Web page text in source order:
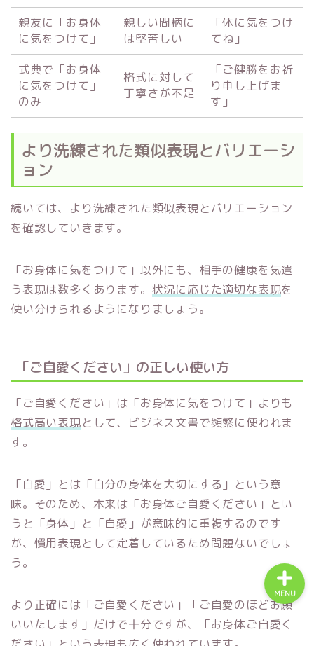
親友に「お身体
に気をつけて」
親しい間柄に
は堅苦しい
「体に気をつけ
てね」
式典で「お身体
に気をつけて」
のみ
格式に対して
丁寧さが不足
「ご健勝をお祈
り申し上げま
す」
より洗練された類似表現とバリエーシ
ョン
続いては、より洗練された類似表現とバリエーション
を確認していきます。
「お身体に気をつけて」以外にも、相手の健康を気遣
う表現は数多くあります。 状況に応じた適切な表現を
使い分けられるようになりましょう。
「ご自愛ください」の正しい使い方
「ご自愛ください」は「お身体に気をつけて」よりも
格式高い表現として、ビジネス文書で頻繁に使われま
す。
「自愛」とは「自分の身体を大切にする」という意
味。そのため、本来は「お身体ご自愛ください」とい
うと「身体」と「自愛」が意味的に重複するのです
が、慣用表現として定着しているため問題ないでしょ
う。
より正確には「ご自愛ください」「ご自愛のほどお願
いいたします」だけで十分ですが、「お身体ご自愛く
MENU
Excel
科学・計算関連